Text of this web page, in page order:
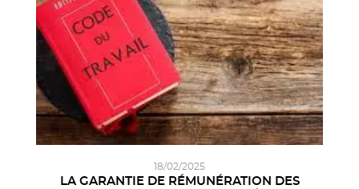
18/02/2025
LA GARANTIE DE RÉMUNÉRATION DES